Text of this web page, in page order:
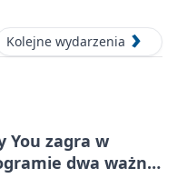
Kolejne wydarzenia
You zagra w
dwa ważne